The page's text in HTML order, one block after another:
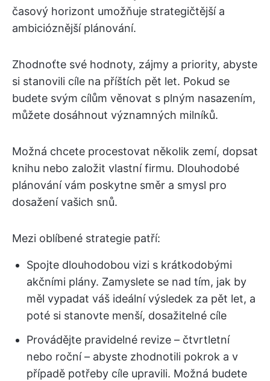
časový horizont umožňuje strategičtější a
ambicióznější plánování.
Zhodnoťte své hodnoty, zájmy a priority, abyste
si stanovili cíle na příštích pět let. Pokud se
budete svým cílům věnovat s plným nasazením,
můžete dosáhnout významných milníků.
Možná chcete procestovat několik zemí, dopsat
knihu nebo založit vlastní firmu. Dlouhodobé
plánování vám poskytne směr a smysl pro
dosažení vašich snů.
Mezi oblíbené strategie patří:
Spojte dlouhodobou vizi s krátkodobými
akčními plány. Zamyslete se nad tím, jak by
měl vypadat váš ideální výsledek za pět let, a
poté si stanovte menší, dosažitelné cíle
Provádějte pravidelné revize – čtvrtletní
nebo roční – abyste zhodnotili pokrok a v
případě potřeby cíle upravili. Možná budete